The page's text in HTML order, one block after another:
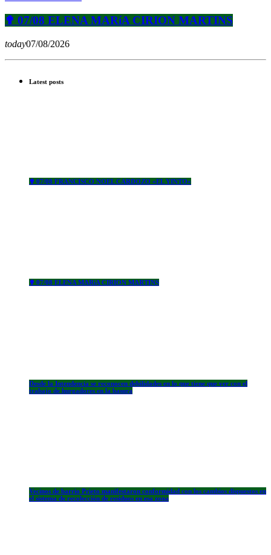
✟ 07/08 ELENA MARíA CIRION MARTINS
today07/08/2026
Latest posts
✟ 07/08 FRANCISCO NOEL CARDOZO «EL YINTO»
✟ 07/08 ELENA MARíA CIRION MARTINS
Desde la Intendencia se reconocen debilidades en lo que tiene que ver con el
trabajo de hurgadores en la basura
Vecinos de barrio Prieto manifestaron conformidad con los cambios dispuestos en
el sistema de recolección de residuos en esa zona